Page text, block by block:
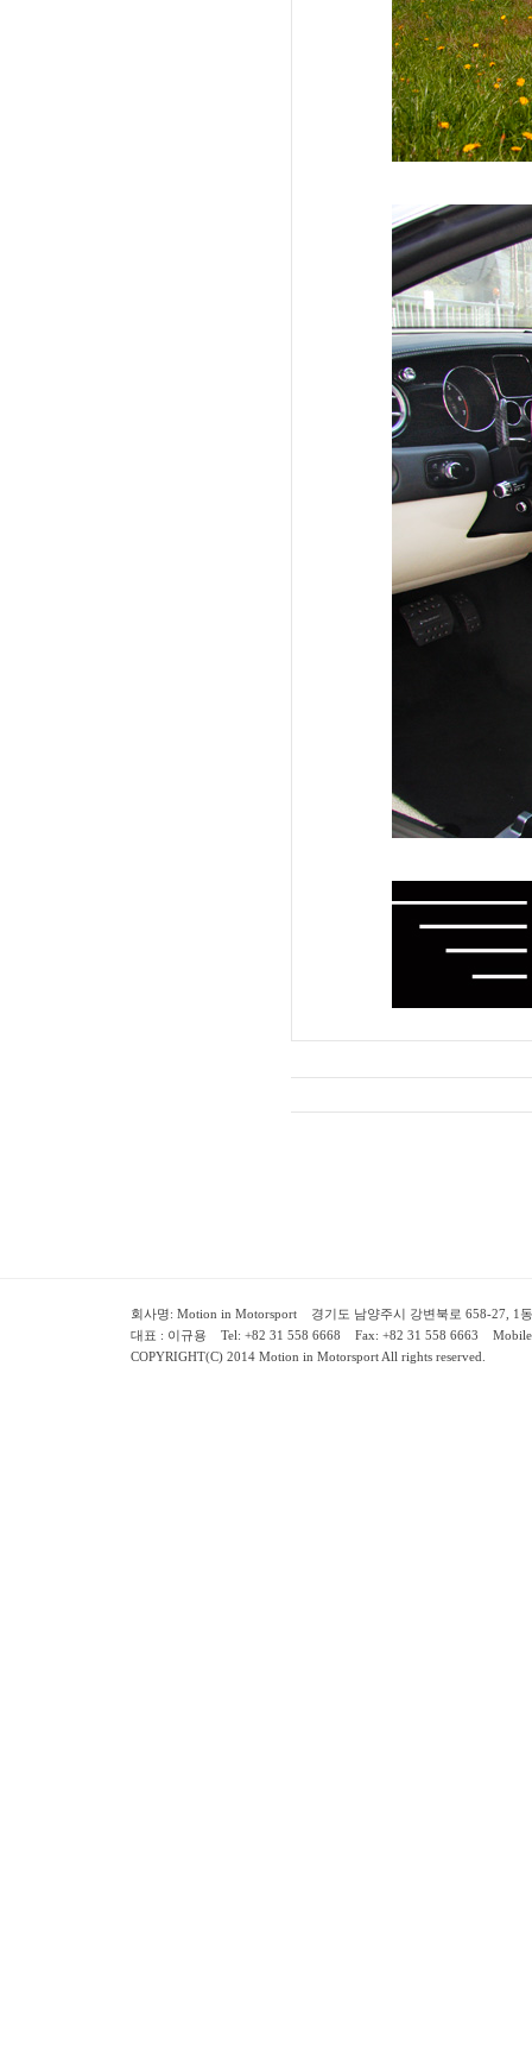
회사명: Motion in Motorsport 경기도 남양주시 강변북로 658-27, 1동
대표 : 이규용 Tel: +82 31 558 6668 Fax: +82 31 558 6663
COPYRIGHT(C) 2014 Motion in Motorsport All rights reserved.